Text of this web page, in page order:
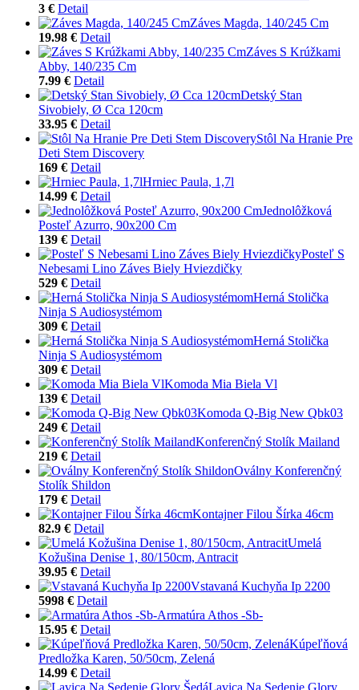
3 € Detail
Záves Magda, 140/245 Cm
19.98 € Detail
Záves S Krúžkami
Abby, 140/235 Cm
7.99 € Detail
Detský Stan
Sivobiely, Ø Cca 120cm
33.95 € Detail
Stôl Na Hranie Pre
Deti Stem Discovery
169 € Detail
Hrniec Paula, 1,7l
14.99 € Detail
Jednolôžková
Posteľ Azurro, 90x200 Cm
139 € Detail
Posteľ S
Nebesami Lino Záves Biely Hviezdičky
529 € Detail
Herná Stolička
Ninja S Audiosystémom
309 € Detail
Herná Stolička
Ninja S Audiosystémom
309 € Detail
Komoda Mia Biela Vl
139 € Detail
Komoda Q-Big New Qbk03
249 € Detail
Konferenčný Stolík Mailand
219 € Detail
Oválny Konferenčný
Stolík Shildon
179 € Detail
Kontajner Filou Šírka 46cm
82.9 € Detail
Umelá
Kožušina Denise 1, 80/150cm, Antracit
39.95 € Detail
Vstavaná Kuchyňa Ip 2200
5998 € Detail
Armatúra Athos -Sb-
15.95 € Detail
Kúpeľňová
Predložka Karen, 50/50cm, Zelená
14.99 € Detail
Lavica Na Sedenie Glory